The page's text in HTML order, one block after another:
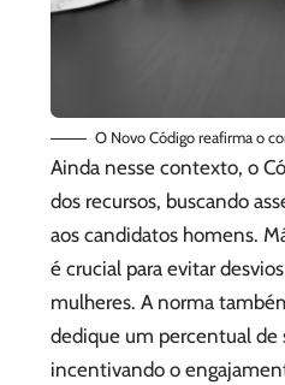
O Novo Código reafirma o
Ainda nesse contexto, o
dos recursos, buscando
aos candidatos homens.
é crucial para evitar
mulheres. A norma
dedique um percentual de
incentivando o